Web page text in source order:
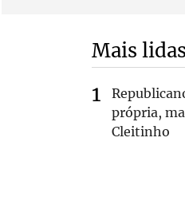
Mais lidas
própria,
Cleitinho